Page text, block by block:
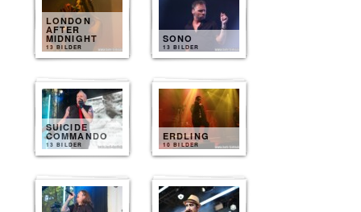
LONDON
AFTER
MIDNIGHT
13 BILDER
SONO
13 BILDER
SUICIDE
COMMANDO
13 BILDER
ERDLING
10 BILDER